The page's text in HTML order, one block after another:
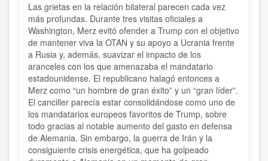
Las grietas en la relación bilateral parecen cada vez
más profundas. Durante tres visitas oficiales a
Washington, Merz evitó ofender a Trump con el objetivo
de mantener viva la OTAN y su apoyo a Ucrania frente
a Rusia y, además, suavizar el impacto de los
aranceles con los que amenazaba el mandatario
estadounidense. El republicano halagó entonces a
Merz como “un hombre de gran éxito” y un “gran líder”.
El canciller parecía estar consolidándose como uno de
los mandatarios europeos favoritos de Trump, sobre
todo gracias al notable aumento del gasto en defensa
de Alemania. Sin embargo, la guerra de Irán y la
consiguiente crisis energética, que ha golpeado